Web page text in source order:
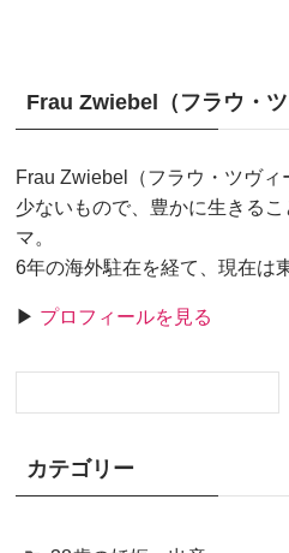
Frau Zwiebel（フラウ・ツ
Frau Zwiebel（フラウ・ツヴィ
少ないもので、豊かに生きる
マ。
6年の海外駐在を経て、現在は
▶ プロフィールを見る
カテゴリー